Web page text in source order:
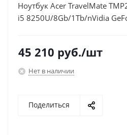
Ноутбук Acer TravelMate
i5 8250U/8Gb/1Tb/nVidia
45 210 руб./шт
Нет в наличии
Поделиться